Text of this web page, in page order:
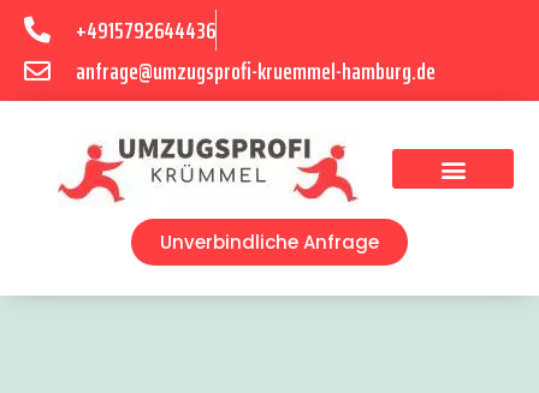
+4915792644436
anfrage@umzugsprofi-kruemmel-hamburg.de
Unverbindliche Anfrage